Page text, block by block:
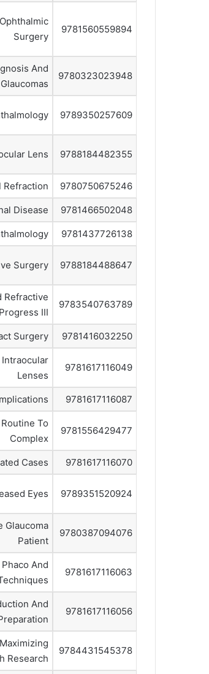
9781560559894
Surgery
9780323023948
And
9789350257609
9788184482355
Lens
9780750675246
Refraction
9781466502048
Disease
9781437726138
9788184488647
Surgery
9783540763789
Refractive
III
9781416032250
Surgery
9781617116049
Lenses
9781617116087
9781556429477
To
Complex
9781617116070
Cases
9789351520924
Eyes
9780387094076
Glaucoma
Patient
9781617116063
And
9781617116056
And
9784431545378
Research